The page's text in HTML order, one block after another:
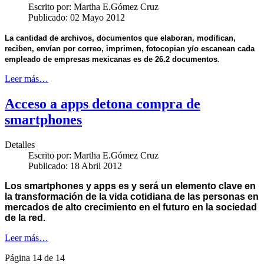
Escrito por: Martha E.Gómez Cruz
Publicado: 02 Mayo 2012
La cantidad de archivos, documentos que elaboran, modifican,
reciben, envían por correo, imprimen, fotocopian y/o escanean cada
empleado de empresas mexicanas es de 26.2 documentos
Leer más…
Acceso a apps detona compra de
smartphones
Detalles
Escrito por: Martha E.Gómez Cruz
Publicado: 18 Abril 2012
Los smartphones y apps es y será un elemento clave en
la transformación de la vida cotidiana de las personas en
mercados de alto crecimiento en el futuro en la sociedad
de la red.
Leer más…
Página 14 de 14